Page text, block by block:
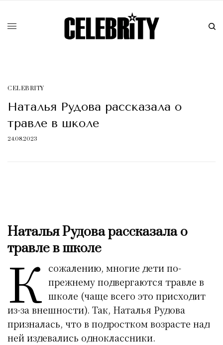
CELEBRITY
Наталья Рудова рассказала о
травле в школе
24.08.2023
Наталья Рудова рассказала о
травле в школе
К сожалению, многие дети по-
прежнему подвергаются травле в
школе (чаще всего это присходит
из-за внешности). Так, Наталья Рудова
призналась, что в подростком возрасте над
ней издевались одноклассники.